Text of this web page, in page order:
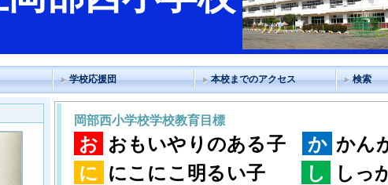
学校応援団 本校までのアクセス 検索
岡部西小学校学校教育目標
お おもいやりのある子 か かん
に
にこにこ明るい子 し しっ